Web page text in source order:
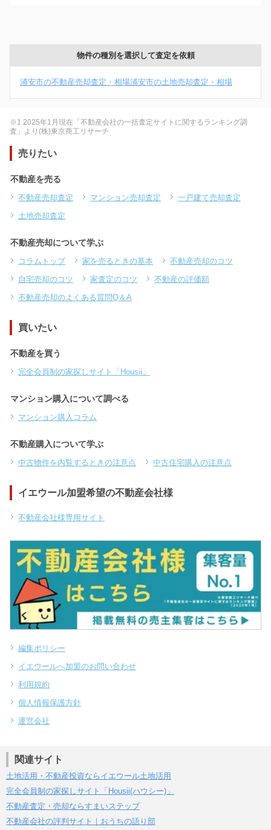
物件の種別を選択して査定を依頼
浦安市の不動産売却査定・相場浦安市の土地売却査定・相場
※1 2025年1月現在「不動産会社の一括査定サイトに関するランキング調
査」より(株)東京商工リサーチ
売りたい
不動産を売る
不動産売却査定 マンション売却査定
一戸建て売却査定
土地売却査定
不動産売却について学ぶ
コラムトップ 家を売るときの基本
不動産売却のコツ
自宅売却のコツ
家査定のコツ
不動産の評価額
不動産売却のよくある質問Q＆A
買いたい
不動産を買う
完全会員制の家探しサイト「Housii」
マンション購入について調べる
マンション購入コラム
不動産購入について学ぶ
中古物件を内覧するときの注意点 中古住宅購入の注意点
イエウール加盟希望の不動産会社様
不動産会社様専用サイト
編集ポリシー
イエウールへ加盟のお問い合わせ
利用規約
個人情報保護方針
運営会社
関連サイト
土地活用・不動産投資ならイエウール土地活用
完全会員制の家探しサイト「Housii(ハウシー)」
不動産査定・売却ならすまいステップ
不動産会社の評判サイト｜おうちの語り部